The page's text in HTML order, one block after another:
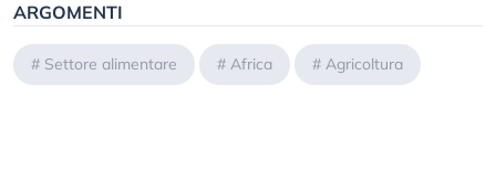
ARGOMENTI
# Settore alimentare # Africa # Agricoltura